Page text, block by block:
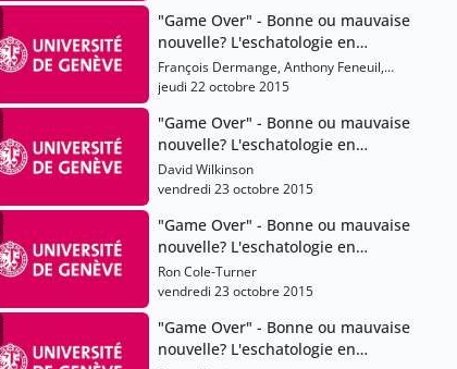
"Game Over" - Bonne ou mauvaise
nouvelle? L'eschatologie en
question
François Dermange, Anthony Feneuil,
Simon Butticaz, Hans-Christoph Askani,
Karen Kilby, J. Wentzel Van Huyssteen,
Pierre Bühler, Michael Burdett, Elochukwu
E. Uzukwu, Lexi Eikelboom, Luc Bulundwe,
Christian Cebulj, Mariel Mazzocco, Lucie
Boscoboinik, Ron Cole-Turner, Henning
Theissen, Christian Neddens, Pantelis
Kalaitzidis, Andreas Losch, Christiane
Tietz, Stefan Beyerle, David Hamidovic,
Michael Wolter, Philip Ziegler, Vincent
Delecroix, Jean Zizioulas
jeudi 22 octobre 2015
"Game Over" - Bonne ou mauvaise
nouvelle? L'eschatologie en
question
David Wilkinson
vendredi 23 octobre 2015
"Game Over" - Bonne ou mauvaise
nouvelle? L'eschatologie en
question
Ron Cole-Turner
vendredi 23 octobre 2015
"Game Over" - Bonne ou mauvaise
nouvelle? L'eschatologie en